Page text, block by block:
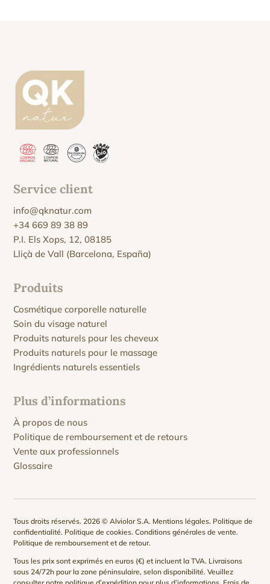
Service client
info@qknatur.com
+34 669 89 38 89
P.I. Els Xops, 12, 08185
Lliçà de Vall (Barcelona, España)
Produits
Cosmétique corporelle naturelle
Soin du visage naturel
Produits naturels pour les cheveux
Produits naturels pour le massage
Ingrédients naturels essentiels
Plus d’informations
À propos de nous
Politique de remboursement et de retours
Vente aux professionnels
Glossaire
Tous droits réservés. 2026 © Alviolor S.A. Mentions légales. Politique de
confidentialité. Politique de cookies.Conditions générales de vente.
Politique de remboursement et de retour.
Tous les prix sont exprimés en euros (€) et incluent la TVA. Livraisons
sous 24/72h pour la zone péninsulaire, selon disponibilité. Veuillez